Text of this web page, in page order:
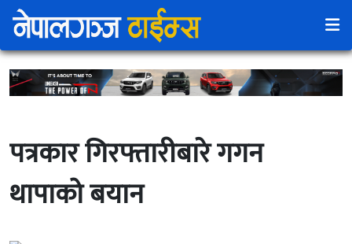
पत्रकार गिरफ्तारीबारे गगन
थापाको बयान